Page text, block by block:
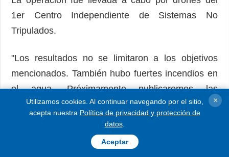
1er Centro Independiente de Sistemas No
Tripulados.
"Los resultados no se limitaron a los objetivos
mencionados. También hubo fuertes incendios en
el agua. Próximamente publicaremos las
imágenes de vídeo", añadió Brovdi.
Utilizamos cookies. Al continuar navegando por el sitio,
acepta nuestra Política de privacidad y protección de
datos.
Aceptar
×